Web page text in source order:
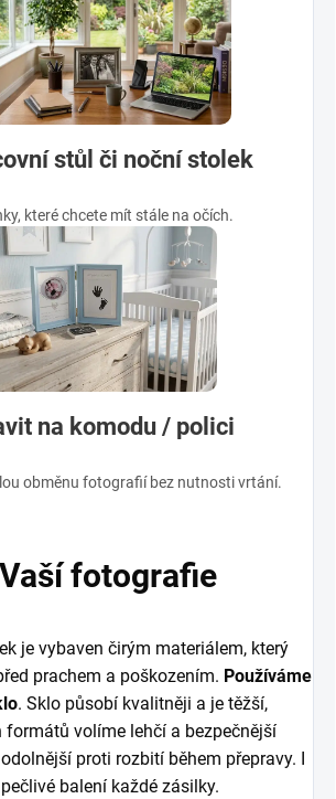
stůl či noční stolek
které chcete mít stále na očích.
na komodu / polici
obměnu fotografií bez nutnosti vrtání.
fotografie
je vybaven čirým materiálem, který
prachem a poškozením. Používáme
. Sklo působí kvalitněji a je těžší,
volíme lehčí a bezpečnější
proti rozbití během přepravy. I
balení každé zásilky.